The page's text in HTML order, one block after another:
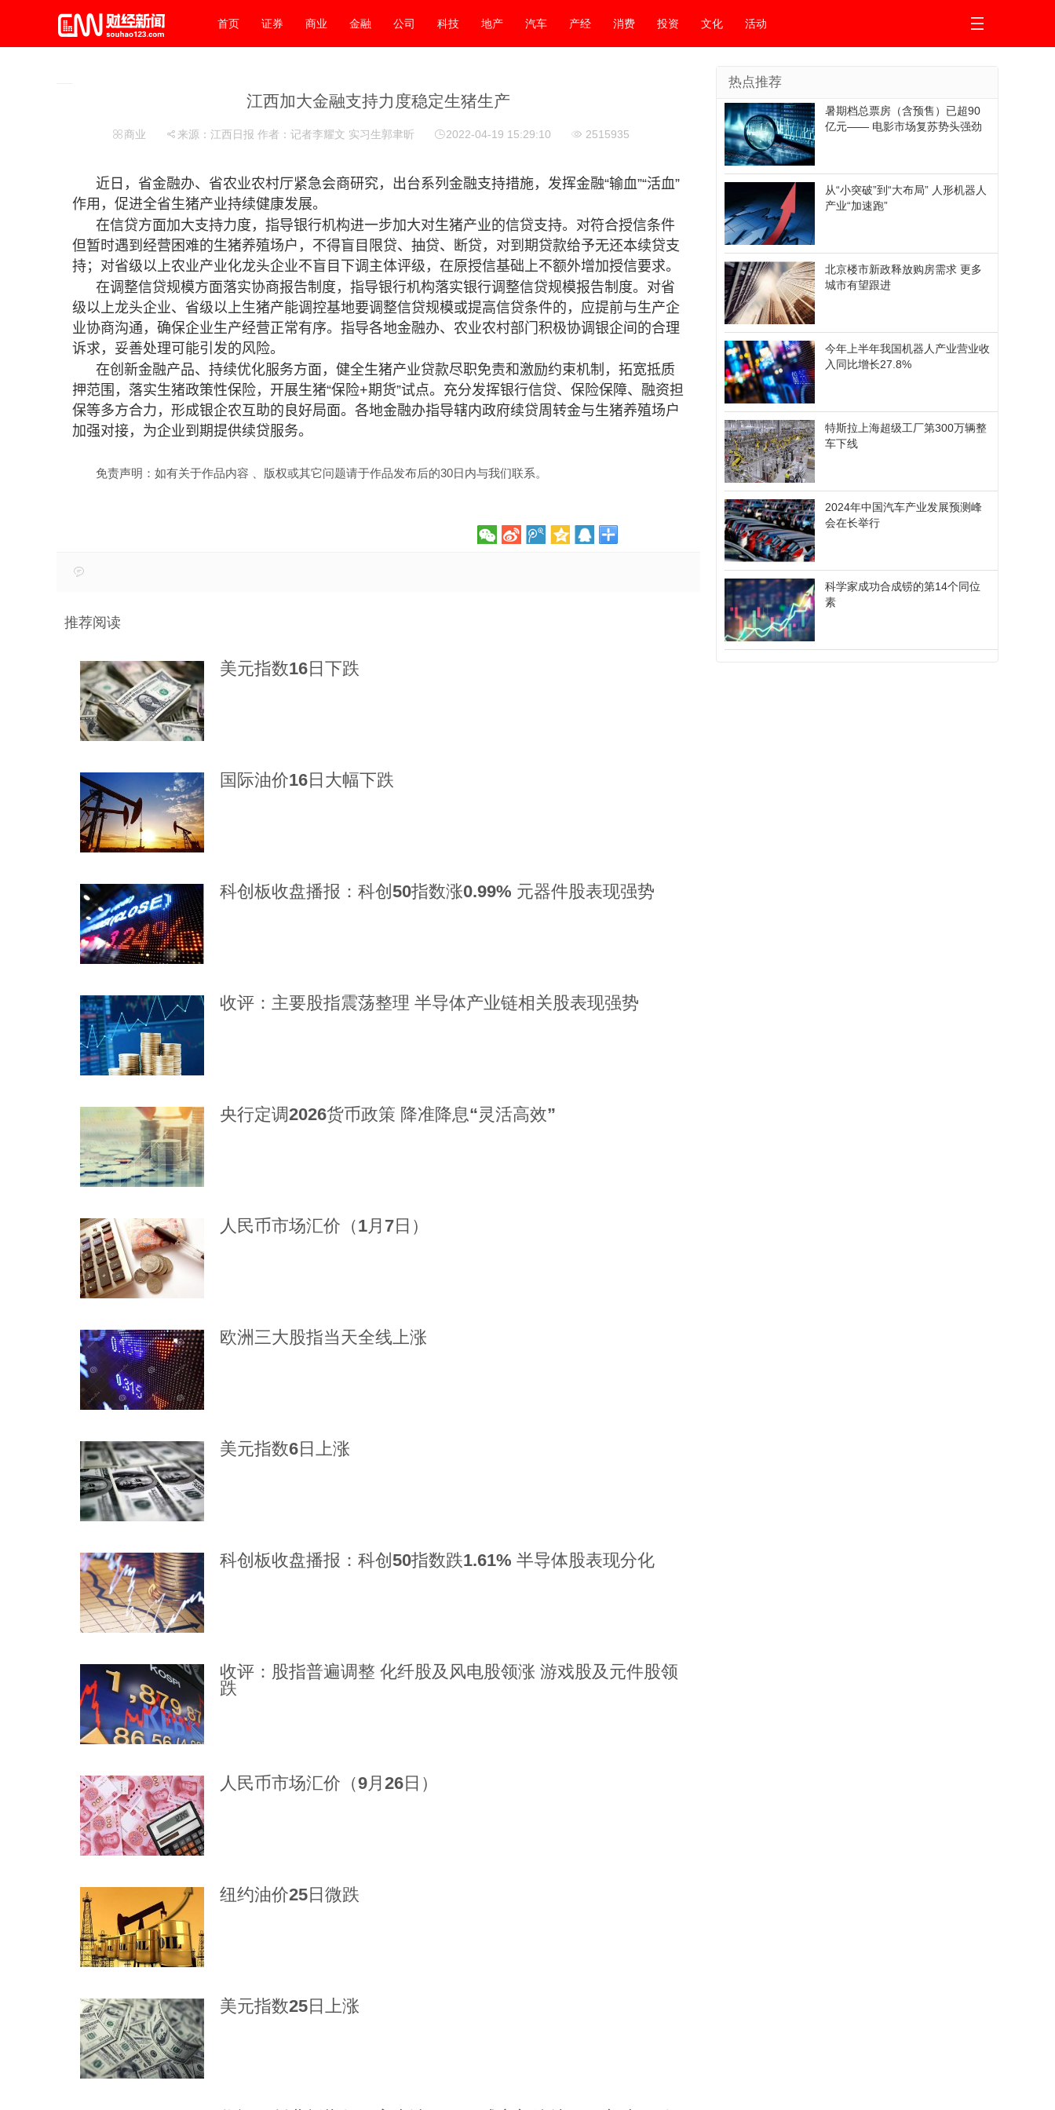
首页 证券 商业 金融 公司 科技 地产 汽车 产经 消费 投资 文化 活动
江西加大金融支持力度稳定生猪生产
商业 来源：江西日报 作者：记者李耀文 实习生郭聿昕 2022-04-19 15:29:10 2515935
近日，省金融办、省农业农村厅紧急会商研究，出台系列金融支持措施，发挥金融“输血”“活血”
作用，促进全省生猪产业持续健康发展。
在信贷方面加大支持力度，指导银行机构进一步加大对生猪产业的信贷支持。对符合授信条件
但暂时遇到经营困难的生猪养殖场户，不得盲目限贷、抽贷、断贷，对到期贷款给予无还本续贷支
持；对省级以上农业产业化龙头企业不盲目下调主体评级，在原授信基础上不额外增加授信要求。
在调整信贷规模方面落实协商报告制度，指导银行机构落实银行调整信贷规模报告制度。对省
级以上龙头企业、省级以上生猪产能调控基地要调整信贷规模或提高信贷条件的，应提前与生产企
业协商沟通，确保企业生产经营正常有序。指导各地金融办、农业农村部门积极协调银企间的合理
诉求，妥善处理可能引发的风险。
在创新金融产品、持续优化服务方面，健全生猪产业贷款尽职免责和激励约束机制，拓宽抵质
押范围，落实生猪政策性保险，开展生猪“保险+期货”试点。充分发挥银行信贷、保险保障、融资担
保等多方合力，形成银企农互助的良好局面。各地金融办指导辖内政府续贷周转金与生猪养殖场户
加强对接，为企业到期提供续贷服务。
免责声明：如有关于作品内容 、版权或其它问题请于作品发布后的30日内与我们联系。
推荐阅读
美元指数16日下跌
国际油价16日大幅下跌
科创板收盘播报：科创50指数涨0.99% 元器件股表现强势
收评：主要股指震荡整理 半导体产业链相关股表现强势
央行定调2026货币政策 降准降息“灵活高效”
人民币市场汇价（1月7日）
欧洲三大股指当天全线上涨
美元指数6日上涨
科创板收盘播报：科创50指数跌1.61% 半导体股表现分化
收评：股指普遍调整 化纤股及风电股领涨 游戏股及元件股领
跌
人民币市场汇价（9月26日）
纽约油价25日微跌
美元指数25日上涨
热点推荐
暑期档总票房（含预售）已超90
亿元—— 电影市场复苏势头强劲
从“小突破”到“大布局” 人形机器人
产业“加速跑”
北京楼市新政释放购房需求 更多
城市有望跟进
今年上半年我国机器人产业营业收
入同比增长27.8%
特斯拉上海超级工厂第300万辆整
车下线
2024年中国汽车产业发展预测峰
会在长举行
科学家成功合成铹的第14个同位
素